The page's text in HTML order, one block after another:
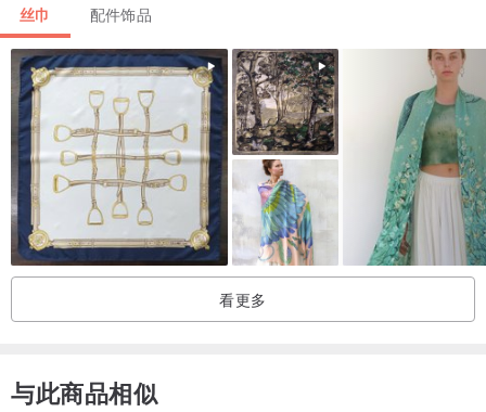
Supima棉是“Superior Pima”=优质Pima（Pima是一种长纤维的品
种），是最优质的棉花的名称，纤薄但耐用，纤维长度为35毫米或以
上。生长于加州。
它具有极其光滑蓬松的质感，在舒适度和保暖性上与聚酯纤维完全不
同。
有机棉毛皮不易产生静电，湿润温暖，一点也不抓人。
由天然材质制成的温暖舒适的颈部保暖器。
〇 男女通用。
丝巾 配件饰品
看更多
与此商品相似